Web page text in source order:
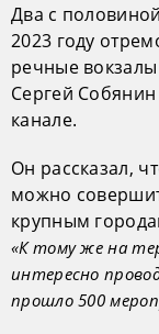
Два с
2023 году
речные
Сергей
канале.
Он рассказал,
можно
крупным
«К тому же на
интересно
прошло 500